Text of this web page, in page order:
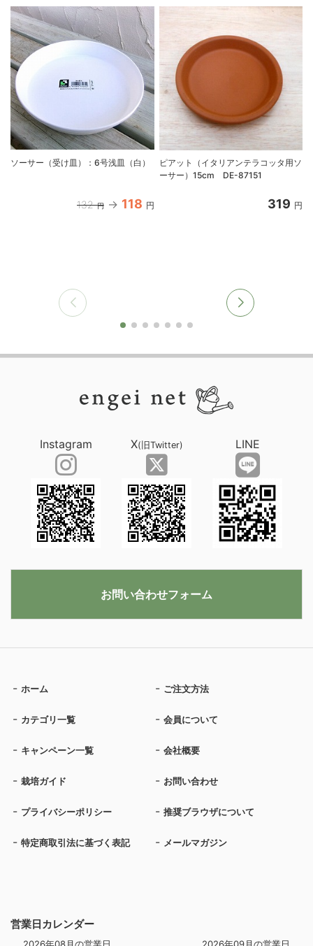
ソーサー（受け皿）：6号浅皿（白）
132 円 118 円
ピアット（イタリアンテラコッタ用ソ
ーサー）15cm DE-87151
319 円
営業日カレンダー
ホーム ご注文方法
カテゴリ一覧 会員について
キャンペーン一覧 会社概要
栽培ガイド お問い合わせ
プライバシーポリシー 推奨ブラウザについて
特定商取引法に基づく表記 メールマガジン
Instagram X(旧Twitter) LINE
お問い合わせフォーム